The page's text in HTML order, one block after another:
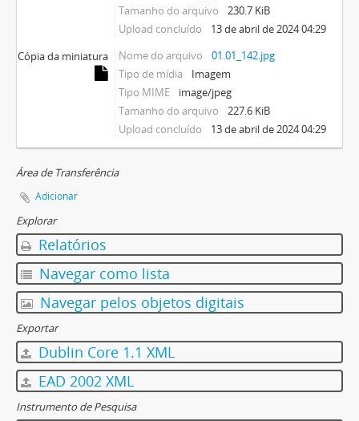
Tamanho do arquivo
230.7 KiB
Upload concluído
13 de abril de 2024 04:29
Cópia da miniatura
Nome do arquivo
01.01_142.jpg
Tipo de mídia
Imagem
Tipo MIME
image/jpeg
Tamanho do arquivo
227.6 KiB
Upload concluído
13 de abril de 2024 04:29
Área de Transferência
Adicionar
Explorar
Relatórios
Navegar como lista
Navegar pelos objetos digitais
Exportar
Dublin Core 1.1 XML
EAD 2002 XML
Instrumento de Pesquisa